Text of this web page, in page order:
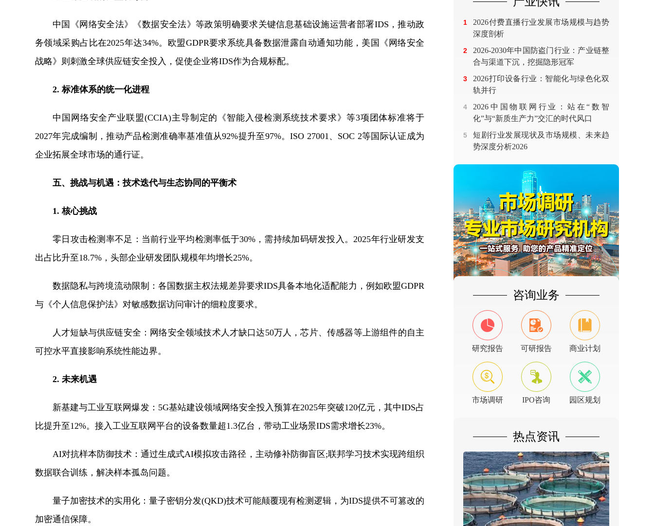
中国《网络安全法》《数据安全法》等政策明确要求关键信息基础设施运营者部署IDS，推动政
务领域采购占比在2025年达34%。欧盟GDPR要求系统具备数据泄露自动通知功能，美国《网络安全
战略》则刺激全球供应链安全投入，促使企业将IDS作为合规标配。
2. 标准体系的统一化进程
中国网络安全产业联盟(CCIA)主导制定的《智能入侵检测系统技术要求》等3项团体标准将于
2027年完成编制，推动产品检测准确率基准值从92%提升至97%。ISO 27001、SOC 2等国际认证成为
企业拓展全球市场的通行证。
五、挑战与机遇：技术迭代与生态协同的平衡术
1. 核心挑战
零日攻击检测率不足：当前行业平均检测率低于30%，需持续加码研发投入。2025年行业研发支
出占比升至18.7%，头部企业研发团队规模年均增长25%。
数据隐私与跨境流动限制：各国数据主权法规差异要求IDS具备本地化适配能力，例如欧盟GDPR
与《个人信息保护法》对敏感数据访问审计的细粒度要求。
人才短缺与供应链安全：网络安全领域技术人才缺口达50万人，芯片、传感器等上游组件的自主
可控水平直接影响系统性能边界。
2. 未来机遇
新基建与工业互联网爆发：5G基站建设领域网络安全投入预算在2025年突破120亿元，其中IDS占
比提升至12%。接入工业互联网平台的设备数量超1.3亿台，带动工业场景IDS需求增长23%。
AI对抗样本防御技术：通过生成式AI模拟攻击路径，主动修补防御盲区;联邦学习技术实现跨组织
数据联合训练，解决样本孤岛问题。
量子加密技术的实用化：量子密钥分发(QKD)技术可能颠覆现有检测逻辑，为IDS提供不可篡改的
加密通信保障。
1
2026付费直播行业发展市场规模与趋势
深度剖析
2
2026-2030年中国防盗门行业：产业链整
合与渠道下沉，挖掘隐形冠军
3
2026打印设备行业：智能化与绿色化双
轨并行
4
2026中国物联网行业：站在“数智
化”与“新质生产力”交汇的时代风口
5
短剧行业发展现状及市场规模、未来趋
势深度分析2026
咨询业务
研究报告 可研报告 商业计划
市场调研 IPO咨询 园区规划
热点资讯